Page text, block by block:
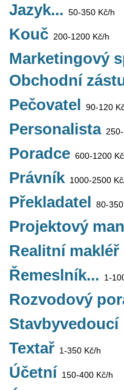
Jazyk... 50-350 Kč/h
Kouč 200-1200 Kč/h
Marketingový
Obchodní
Pečovatel 90-120
Personalista250-
Poradce 600-1200
Právník 1000-2500
Překladatel 80-
Projektový
Realitní makléř
Řemeslník... 1-
Rozvodový
Stavbyvedoucí
Textař 1-350 Kč/h
Účetní 150-400 Kč/h